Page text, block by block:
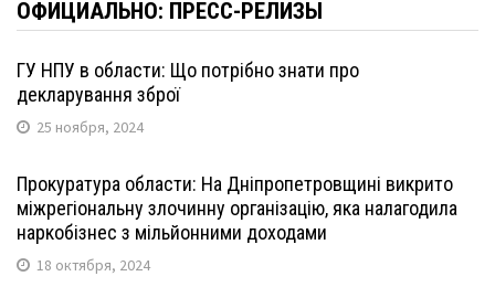
ОФИЦИАЛЬНО: ПРЕСС-РЕЛИЗЫ
ГУ НПУ в области: Що потрібно знати про
декларування зброї
25 ноября, 2024
Прокуратура области: На Дніпропетровщині викрито
міжрегіональну злочинну організацію, яка налагодила
наркобізнес з мільйонними доходами
18 октября, 2024